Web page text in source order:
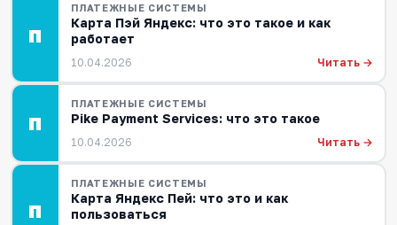
П
ПЛАТЕЖНЫЕ СИСТЕМЫ
Карта Пэй Яндекс: что это такое и как
работает
10.04.2026 Читать →
П
ПЛАТЕЖНЫЕ СИСТЕМЫ
Pike Payment Services: что это такое
10.04.2026 Читать →
П
ПЛАТЕЖНЫЕ СИСТЕМЫ
Карта Яндекс Пей: что это и как
пользоваться